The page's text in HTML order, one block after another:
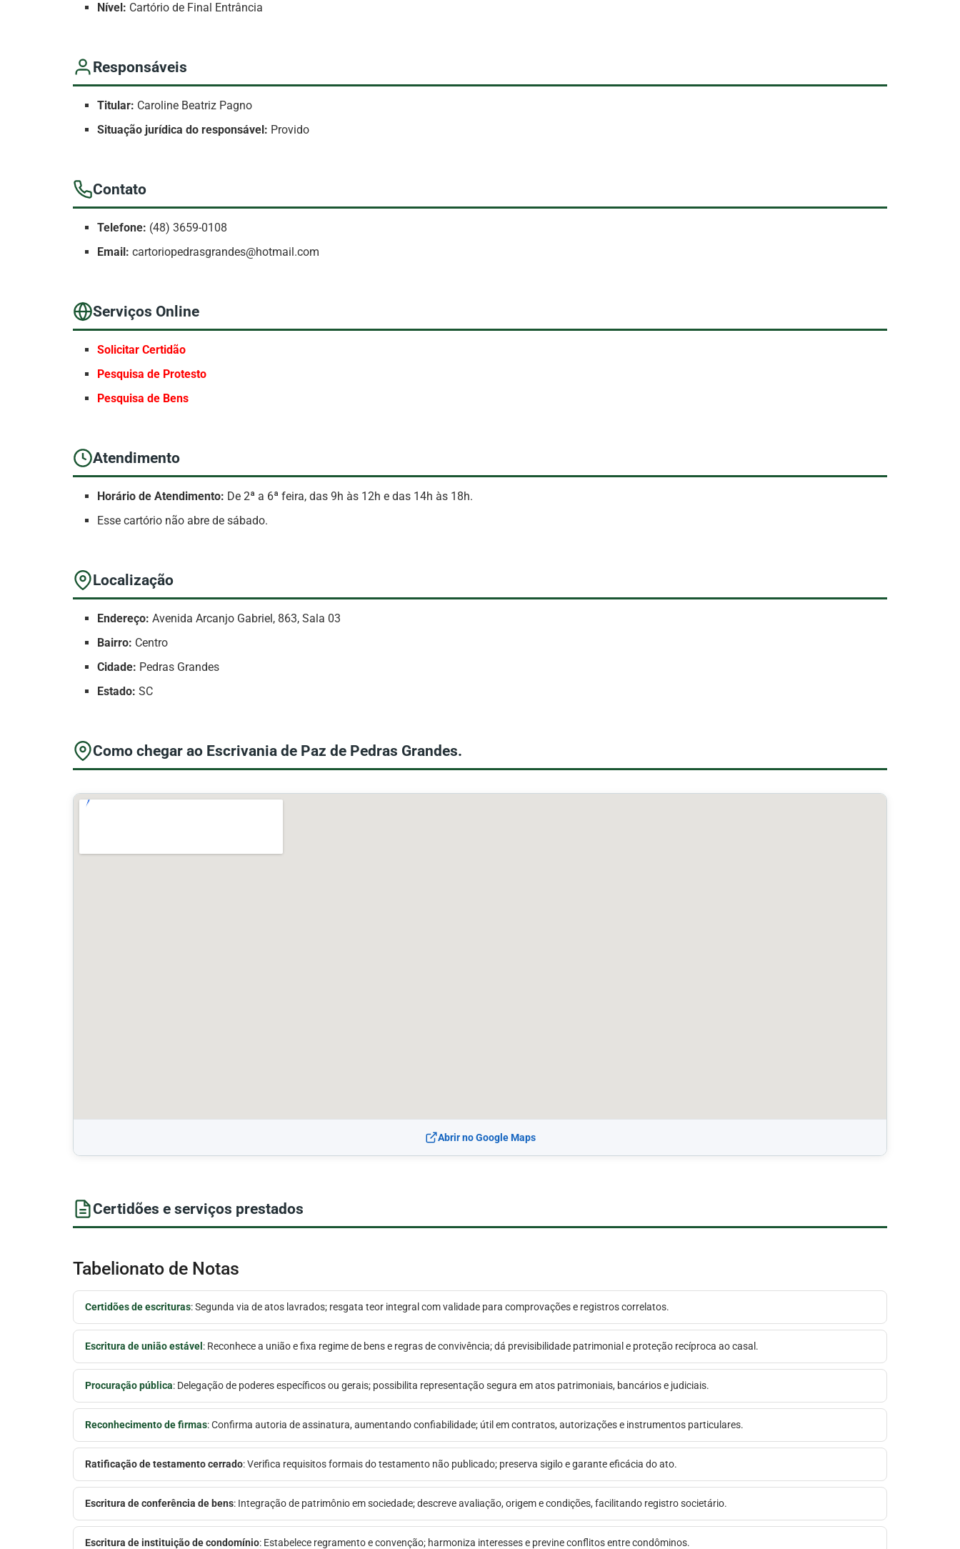
Nível: Cartório de Final Entrância
Responsáveis
Titular: Caroline Beatriz Pagno
Situação jurídica do responsável: Provido
Contato
Telefone: (48) 3659-0108
Email: cartoriopedrasgrandes@hotmail.com
Serviços Online
Solicitar Certidão
Pesquisa de Protesto
Pesquisa de Bens
Atendimento
Horário de Atendimento: De 2ª a 6ª feira, das 9h às 12h e das 14h às 18h.
Esse cartório não abre de sábado.
Localização
Endereço: Avenida Arcanjo Gabriel, 863, Sala 03
Bairro: Centro
Cidade: Pedras Grandes
Estado: SC
Como chegar ao Escrivania de Paz de Pedras Grandes.
Abrir no Google Maps
Certidões e serviços prestados
Tabelionato de Notas
Certidões de escrituras: Segunda via de atos lavrados; resgata teor integral com validade para comprovações e registros correlatos.
Escritura de união estável : Reconhece a união e fixa regime de bens e regras de convivência; dá previsibilidade patrimonial e proteção recíproca ao casal.
Procuração pública: Delegação de poderes específicos ou gerais; possibilita representação segura em atos patrimoniais, bancários e judiciais.
Reconhecimento de firmas: Confirma autoria de assinatura, aumentando confiabilidade; útil em contratos, autorizações e instrumentos particulares.
Ratificação de testamento cerrado: Verifica requisitos formais do testamento não publicado; preserva sigilo e garante eficácia do ato.
Escritura de conferência de bens: Integração de patrimônio em sociedade; descreve avaliação, origem e condições, facilitando registro societário.
Escritura de instituição de condomínio: Estabelece regramento e convenção; harmoniza interesses e previne conflitos entre condôminos.